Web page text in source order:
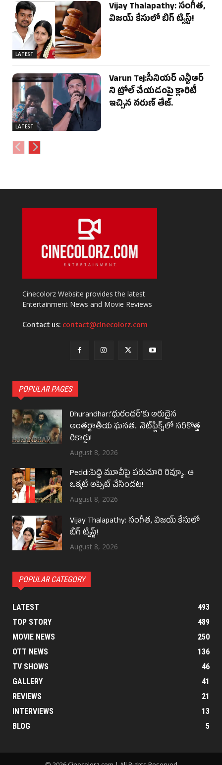
LATEST
Vijay Thalapathy: సంగీత,
విజయ్ కేసులో బిగ్ ట్విస్ట్!
LATEST
Varun Tej:సీనియర్ ఎన్టీఆర్
ని ట్రోల్ చేయడంపై క్లారిటీ
ఇచ్చిన వరుణ్ తేజ్.
Cinecolorz Website provides the latest
Entertainment News and Movie Reviews
Contact us: contact@cinecolorz.com
POPULAR PAGES
Dhurandhar:‘ధురంధర్’కు అరుదైన
అంతర్జాతీయ ఘనత.. నెట్‌ఫ్లిక్స్‌లో సరికొత్త
రికార్డు!
August 8, 2026
Peddi:పెద్ది మూవీపై పరుచూరి రివ్యూ.. ఆ
ఒక్కటే అప్సెట్ చేసిందట!
August 8, 2026
Vijay Thalapathy: సంగీత, విజయ్ కేసులో
బిగ్ ట్విస్ట్!
August 8, 2026
POPULAR CATEGORY
LATEST
493
TOP STORY
489
MOVIE NEWS
250
OTT NEWS
136
TV SHOWS
46
GALLERY
41
REVIEWS
21
INTERVIEWS
13
BLOG
5